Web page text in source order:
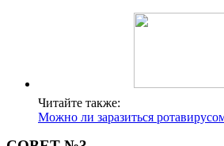
Читайте также:
Можно ли заразиться